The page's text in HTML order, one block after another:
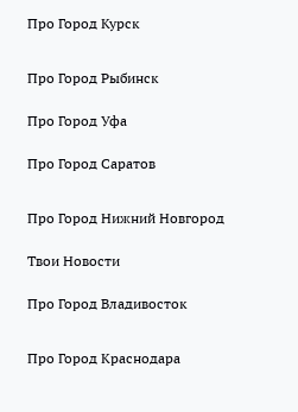
Про Город Курск
Про Город Рыбинск
Про Город Уфа
Про Город Саратов
Про Город Нижний Новгород
Твои Новости
Про Город Владивосток
Про Город Краснодара